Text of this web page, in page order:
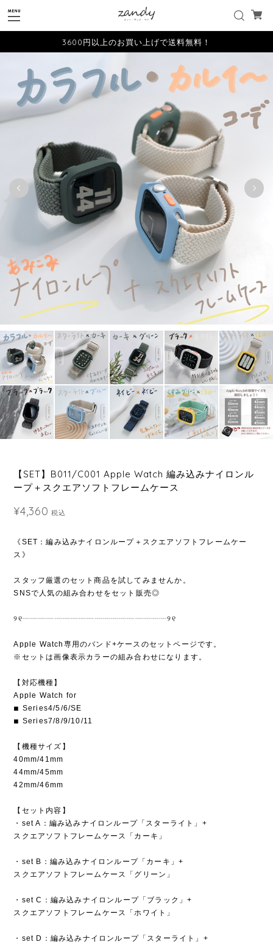
3600円以上のお買い上げで送料無料！
【SET】B011/C001 Apple Watch 編み込みナイロンル
ープ＋スクエアソフトフレームケース
¥4,360 税込
《SET：編み込みナイロンループ＋スクエアソフトフレームケー
ス》
スタッフ厳選のセット商品を試してみませんか。
SNSで人気の組み合わせをセット販売◎
୨୧┈┈┈┈┈┈┈┈┈┈┈┈┈┈┈┈┈┈୨୧
Apple Watch専用のバンド+ケースのセットページです。
※セットは画像表示カラーの組み合わせになります。
【対応機種】
Apple Watch for
◾︎ Series4/5/6/SE
◾︎ Series7/8/9/10/11
【機種サイズ】
40mm/41mm
44mm/45mm
42mm/46mm
【セット内容】
・set A：編み込みナイロンループ「スターライト」+
スクエアソフトフレームケース「カーキ」
・set B：編み込みナイロンループ「カーキ」+
スクエアソフトフレームケース「グリーン」
・set C：編み込みナイロンループ「ブラック」+
スクエアソフトフレームケース「ホワイト」
・set D：編み込みナイロンループ「スターライト」+